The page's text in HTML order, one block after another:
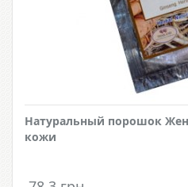
Натуральный порошок
кожи